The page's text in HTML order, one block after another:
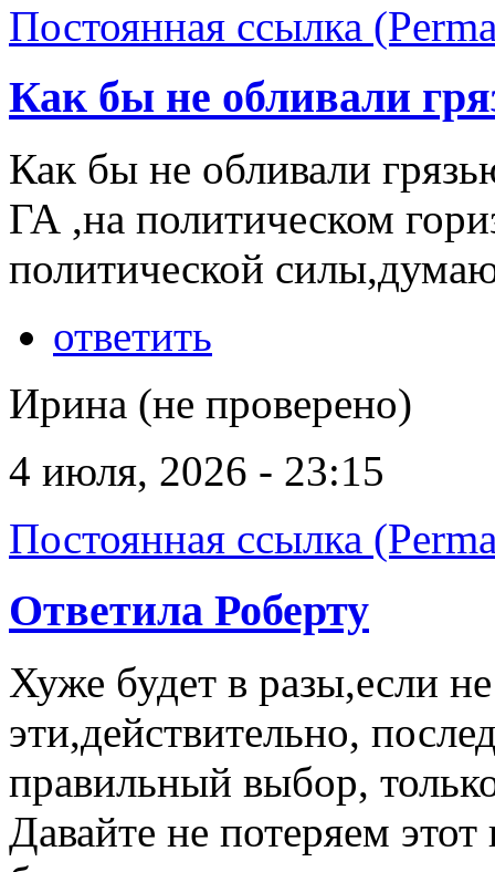
Постоянная ссылка
Как бы не обливали
Как бы не обливали
ГА ,на политическом
политической
ответить
Ирина (не проверено)
4 июля, 2026 - 23:15
Постоянная ссылка
Ответила Роберту
Хуже будет в разы,если
эти,действительно,
правильный выбор,
Давайте не потеряем